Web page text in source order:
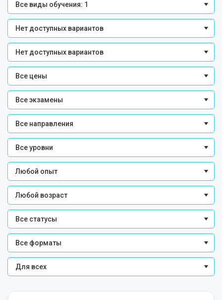
Все виды обучения: 1
Нет доступных вариантов
Нет доступных вариантов
Все цены
Все экзамены
Все направления
Все уровни
Любой опыт
Любой возраст
Все статусы
Все форматы
Для всех